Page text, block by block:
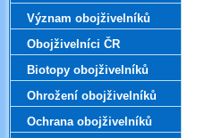
Význam obojživelníků
Obojživelníci ČR
Biotopy obojživelníků
Ohrožení obojživelníků
Ochrana obojživelníků